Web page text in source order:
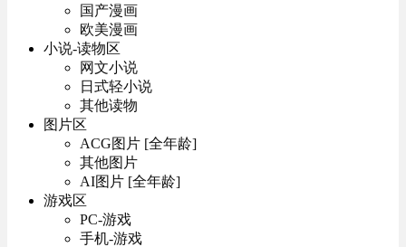
国产漫画
欧美漫画
小说-读物区
网文小说
日式轻小说
其他读物
图片区
ACG图片 [全年龄]
其他图片
AI图片 [全年龄]
游戏区
PC-游戏
手机-游戏